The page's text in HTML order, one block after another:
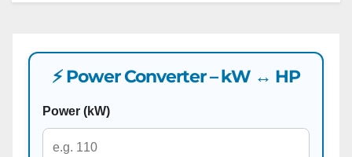
⚡ Power Converter – kW ↔ HP
Power (kW)